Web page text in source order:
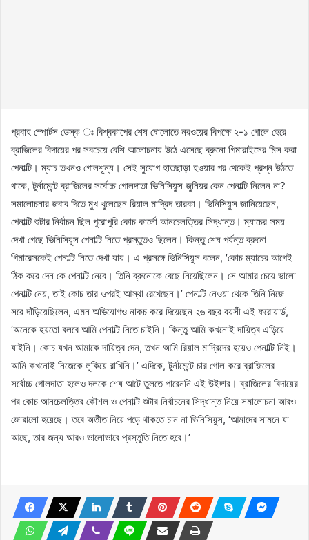
প্রবাহ স্পোর্টস ডেস্ক ঃ বিশ্বকাপের শেষ ষোলোতে নরওয়ের বিপক্ষে ২-১ গোলে হেরে
ব্রাজিলের বিদায়ের পর সবচেয়ে বেশি আলোচনায় উঠে এসেছে ব্রুনো গিমারাইসের মিস করা
পেনাল্টি। ম্যাচ তখনও গোলশূন্য। সেই সুযোগ হাতছাড়া হওয়ার পর থেকেই প্রশ্ন উঠতে
থাকে, টুর্নামেন্টে ব্রাজিলের সর্বোচ্চ গোলদাতা ভিনিসিয়ুস জুনিয়র কেন পেনাল্টি নিলেন না?
সমালোচনার জবাব দিতে মুখ খুলেছেন রিয়াল মাদ্রিদ তারকা। ভিনিসিয়ুস জানিয়েছেন,
পেনাল্টি শুটার নির্বাচন ছিল পুরোপুরি কোচ কার্লো আনচেলত্তির সিদ্ধান্ত। ম্যাচের সময়
দেখা গেছে ভিনিসিয়ুস পেনাল্টি নিতে প্রস্তুতও ছিলেন। কিন্তু শেষ পর্যন্ত ব্রুনো
গিমারেসকেই পেনাল্টি নিতে দেখা যায়। এ প্রসঙ্গে ভিনিসিয়ুস বলেন, ‘কোচ ম্যাচের আগেই
ঠিক করে দেন কে পেনাল্টি নেবে। তিনি ব্রুনোকে বেছে নিয়েছিলেন। সে আমার চেয়ে ভালো
পেনাল্টি নেয়, তাই কোচ তার ওপরই আস্থা রেখেছেন।’ পেনাল্টি নেওয়া থেকে তিনি নিজে
সরে দাঁড়িয়েছিলেন, এমন অভিযোগও নাকচ করে দিয়েছেন ২৬ বছর বয়সী এই ফরোয়ার্ড,
‘অনেকে হয়তো বলবে আমি পেনাল্টি নিতে চাইনি। কিন্তু আমি কখনোই দায়িত্ব এড়িয়ে
যাইনি। কোচ যখন আমাকে দায়িত্ব দেন, তখন আমি রিয়াল মাদ্রিদের হয়েও পেনাল্টি নিই।
আমি কখনোই নিজেকে লুকিয়ে রাখিনি।’ এদিকে, টুর্নামেন্টে চার গোল করে ব্রাজিলের
সর্বোচ্চ গোলদাতা হলেও দলকে শেষ আটে তুলতে পারেননি এই উইঙ্গার। ব্রাজিলের বিদায়ের
পর কোচ আনচেলত্তির কৌশল ও পেনাল্টি শুটার নির্বাচনের সিদ্ধান্ত নিয়ে সমালোচনা আরও
জোরালো হয়েছে। তবে অতীত নিয়ে পড়ে থাকতে চান না ভিনিসিয়ুস, ‘আমাদের সামনে যা
আছে, তার জন্য আরও ভালোভাবে প্রস্তুতি নিতে হবে।’